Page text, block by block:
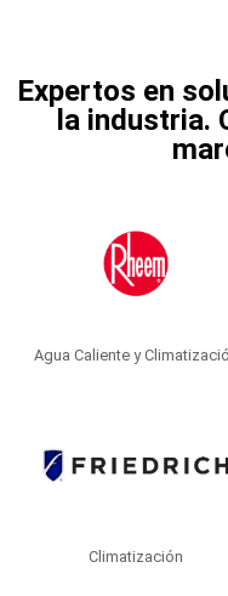
Expertos en
la industria.
Agua Caliente y
Climatización